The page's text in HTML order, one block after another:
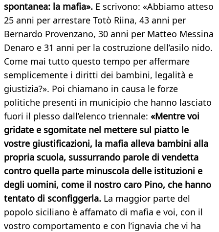
spontanea: la mafia». E scrivono: «Abbiamo atteso
25 anni per arrestare Totò Riina, 43 anni per
Bernardo Provenzano, 30 anni per Matteo Messina
Denaro e 31 anni per la costruzione dell’asilo nido.
Come mai tutto questo tempo per affermare
semplicemente i diritti dei bambini, legalità e
giustizia?». Poi chiamano in causa le forze
politiche presenti in municipio che hanno lasciato
fuori il plesso dall’elenco triennale: «Mentre voi
gridate e sgomitate nel mettere sul piatto le
vostre giustificazioni, la mafia alleva bambini alla
propria scuola, sussurrando parole di vendetta
contro quella parte minuscola delle istituzioni e
degli uomini, come il nostro caro Pino, che hanno
tentato di sconfiggerla. La maggior parte del
popolo siciliano è affamato di mafia e voi, con il
vostro comportamento e con l’ignavia che vi ha